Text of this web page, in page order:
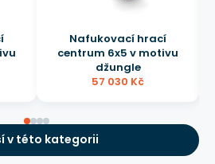
Nafukovací hrací
centrum 6x5 v motivu
džungle
57 030 Kč
v této kategorii